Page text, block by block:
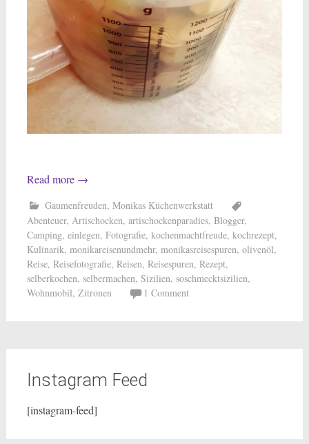
Read more →
Gaumenfreuden, Monikas Küchenwerkstatt
Abenteuer, Artischocken, artischockenparadies, Blogger,
Camping, einlegen, Fotografie, kochenmachtfreude, kochrezept,
Kulinarik, monikareisenundmehr, monikasreisespuren, olivenöl,
Reise, Reisefotografie, Reisen, Reisespuren, Rezept,
selberkochen, selbermachen, Sizilien, soschmecktsizilien,
Wohnmobil, Zitronen 1 Comment
Instagram Feed
[instagram-feed]